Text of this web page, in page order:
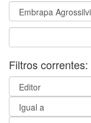
Filtros correntes: